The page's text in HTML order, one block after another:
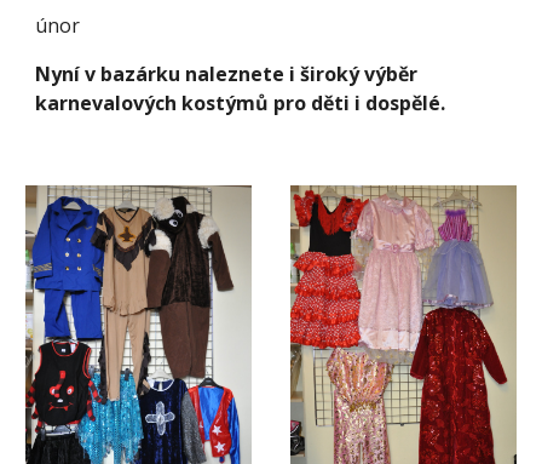
únor
Nyní v bazárku naleznete i široký výběr
karnevalových kostýmů pro děti i dospělé.